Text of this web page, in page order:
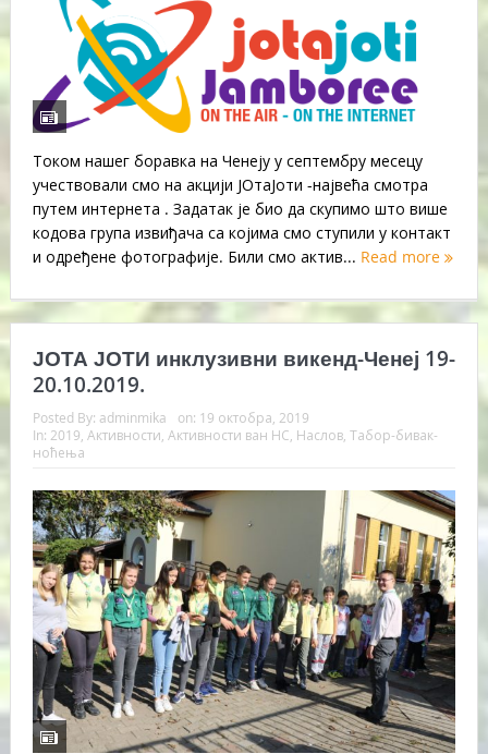
Током нашег боравка на Ченеју у септембру месецу
учествовали смо на акцији ЈОтаЈоти -највећа смотра
путем интернета . Задатак је био да скупимо што више
кодова група извиђача са којима смо ступили у контакт
и одређене фотографије. Били смо актив... Read more
ЈОТА ЈОТИ инклузивни викенд-Ченеј 19-
20.10.2019.
Posted By: adminmika on: 19 октобра, 2019
In: 2019 Активности Активности ван НС Наслов, Табор-бивак-
ноћења